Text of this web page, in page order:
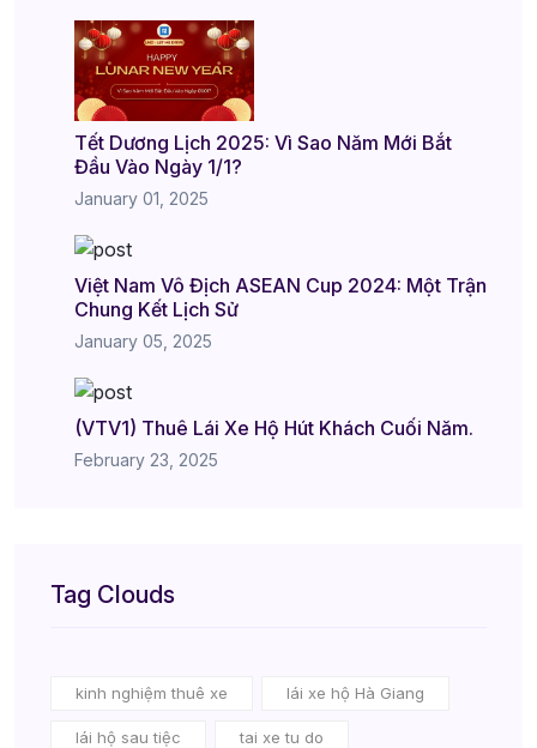
Tết Dương Lịch 2025: Vì Sao Năm Mới Bắt
Đầu Vào Ngày 1/1?
January 01, 2025
Việt Nam Vô Địch ASEAN Cup 2024: Một Trận
Chung Kết Lịch Sử
January 05, 2025
(VTV1) Thuê Lái Xe Hộ Hút Khách Cuối Năm.
February 23, 2025
Tag Clouds
kinh nghiệm thuê xe lái xe hộ Hà Giang
lái hộ sau tiệc tai xe tu do